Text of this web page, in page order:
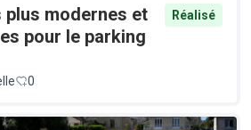
plus modernes et
pour le parking
Réalisé
0